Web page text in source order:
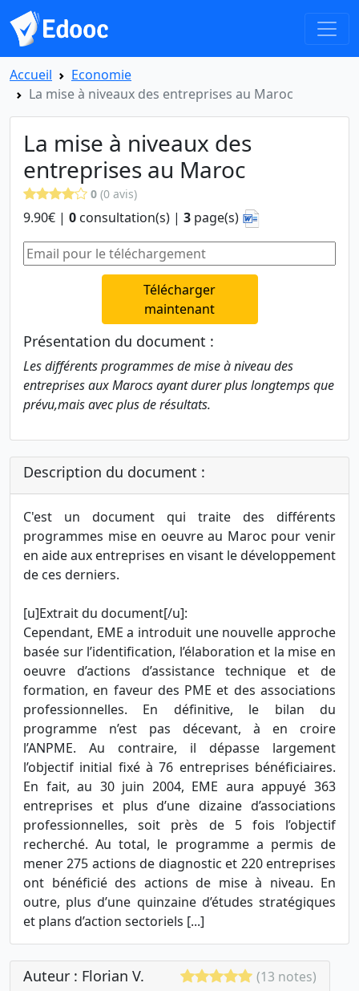
Accueil
Economie
La mise à niveaux des entreprises au Maroc
La mise à niveaux des
entreprises au Maroc
0 (0 avis)
9.90€ | 0 consultation(s) | 3 page(s)
Télécharger
maintenant
Présentation du document :
Les différents programmes de mise à niveau des
entreprises aux Marocs ayant durer plus longtemps que
prévu,mais avec plus de résultats.
Description du document :
C'est un document qui traite des différents
programmes mise en oeuvre au Maroc pour venir
en aide aux entreprises en visant le développement
de ces derniers.
[u]Extrait du document[/u]:
Cependant, EME a introduit une nouvelle approche
basée sur l’identification, l’élaboration et la mise en
oeuvre d’actions d’assistance technique et de
formation, en faveur des PME et des associations
professionnelles. En définitive, le bilan du
programme n’est pas décevant, à en croire
l’ANPME. Au contraire, il dépasse largement
l’objectif initial fixé à 76 entreprises bénéficiaires.
En fait, au 30 juin 2004, EME aura appuyé 363
entreprises et plus d’une dizaine d’associations
professionnelles, soit près de 5 fois l’objectif
recherché. Au total, le programme a permis de
mener 275 actions de diagnostic et 220 entreprises
ont bénéficié des actions de mise à niveau. En
outre, plus d’une quinzaine d’études stratégiques
et plans d’action sectoriels [...]
Auteur : Florian V. (13 notes)